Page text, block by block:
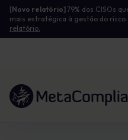
[Novo relatório]79% dos CISOs
mais estratégica à gestão do risco
relatório.
Ligação à página inicial